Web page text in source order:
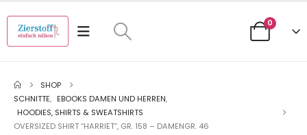
0
SHOP
SCHNITTE, EBOOKS DAMEN UND HERREN,
HOODIES, SHIRTS & SWEATSHIRTS
OVERSIZED SHIRT “HARRIET”, GR. 158 – DAMENGR. 46